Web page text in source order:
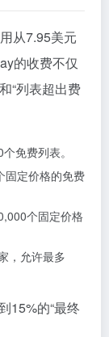
从7.95美元
的收费不仅
“列表超出费
免费列表。
固定价格的免费
个固定价格
，允许最多
15%的“最终